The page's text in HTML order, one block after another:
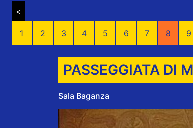
<
1 2 3 4 5 6 7 8 9
PASSEGGIATA DI
Sala Baganza